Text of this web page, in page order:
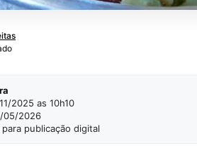
2025 as 10h10
05/2026
publicação digital